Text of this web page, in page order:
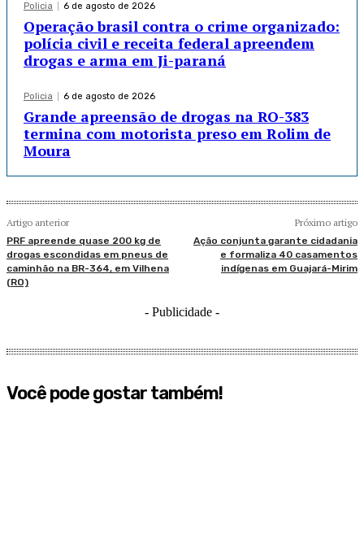
Policia 6 de agosto de 2026
Operação brasil contra o crime organizado:
polícia civil e receita federal apreendem
drogas e arma em Ji-paraná
Policia 6 de agosto de 2026
Grande apreensão de drogas na RO-383
termina com motorista preso em Rolim de
Moura
Artigo anterior
PRF apreende quase 200 kg de
drogas escondidas em pneus de
caminhão na BR-364, em Vilhena
(RO)
Próximo artigo
Ação conjunta garante cidadania
e formaliza 40 casamentos
indígenas em Guajará-Mirim
- Publicidade -
Você pode gostar também!